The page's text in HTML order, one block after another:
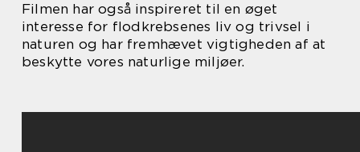
Filmen har også inspireret til en øget
interesse for flodkrebsenes liv og trivsel i
naturen og har fremhævet vigtigheden af at
beskytte vores naturlige miljøer.